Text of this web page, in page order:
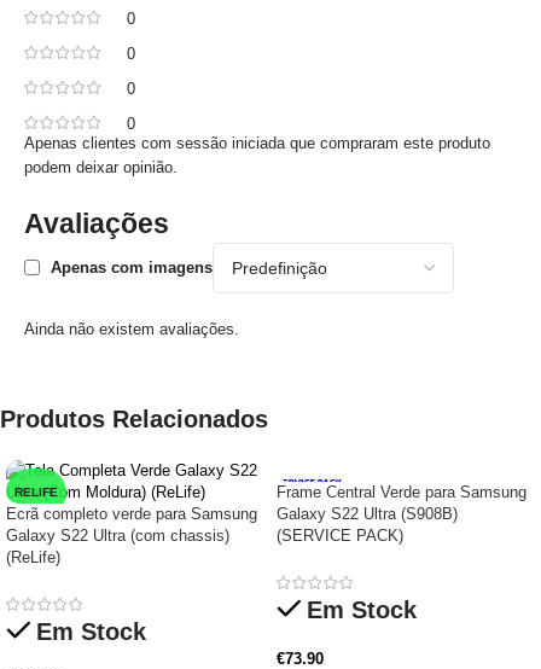
0
0
0
0
Avaliações
Apenas com imagens
Ainda não existem avaliações.
Apenas clientes com sessão iniciada que compraram este produto
podem deixar opinião.
Produtos Relacionados
RELIFE
Ecrã completo verde para Samsung
Galaxy S22 Ultra (com chassis)
(ReLife)
Em Stock
Frame Central Verde para Samsung
Galaxy S22 Ultra (S908B)
(SERVICE PACK)
Em Stock
€73.90